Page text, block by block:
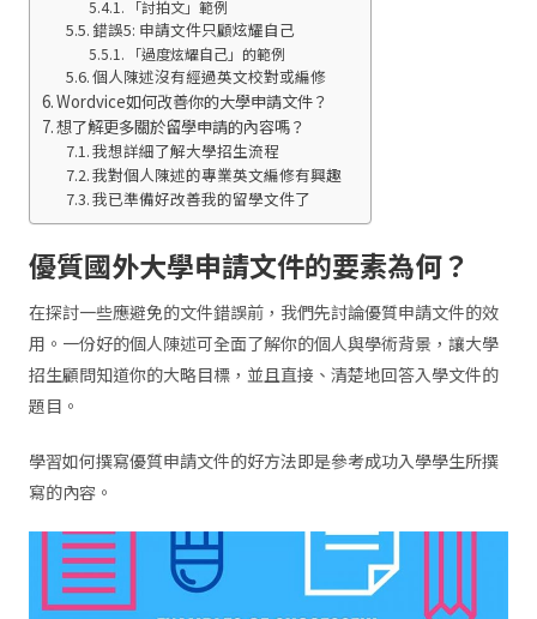
「討拍文」範例
錯誤5: 申請文件只顧炫耀自己
「過度炫耀自己」的範例
個人陳述沒有經過英文校對或編修
Wordvice如何改善你的大學申請文件？
想了解更多關於留學申請的內容嗎？
我想詳細了解大學招生流程
我對個人陳述的專業英文編修有興趣
我已準備好改善我的留學文件了
優質國外大學申請文件的要素為何？
在探討一些應避免的文件錯誤前，我們先討論優質申請文件的效
用。一份好的個人陳述可全面了解你的個人與學術背景，讓大學
招生顧問知道你的大略目標，並且直接、清楚地回答入學文件的
題目。
學習如何撰寫優質申請文件的好方法即是參考成功入學學生所撰
寫的內容。